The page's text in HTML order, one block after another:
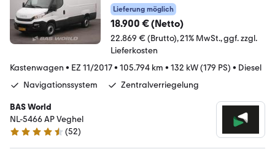
Lieferung möglich
18.900 € (Netto)
22.869 € (Brutto) 21% MwSt. ggf. zzgl.
Lieferkosten
Kastenwagen • EZ 11/2017• 105.794 km • 132 kW (179 PS) • Diesel
Navigationssystem
Zentralverriegelung
BAS World
NL-5466 AP Veghel
4.7 Sterne
(52)